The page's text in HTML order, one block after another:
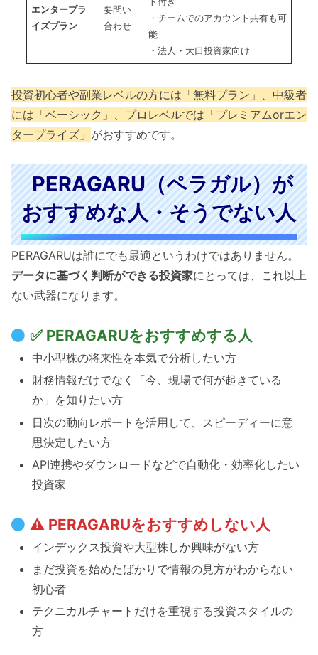
エンタープラ
イズプラン
要問い
合わせ
・チームでのアカウント共有も可
能
・法人・大口投資家向け
投資初心者や副業レベルの方には「無料プラン」、中級者
には「ベーシック」、プロレベルでは「プレミアムorエン
タープライズ」 がおすすめです。
PERAGARU（ペラガル）が
おすすめな人・そうでない人
PERAGARUは誰にでも最適というわけではありません。
データに基づく判断ができる投資家にとっては、これ以上
ない武器になります。
✅ PERAGARUをおすすめする人
中小型株の将来性を本気で分析したい方
財務情報だけでなく「今、現場で何が起きている
か」を知りたい方
日次の動向レポートを活用して、スピーディーに意
思決定したい方
API連携やダウンロードなどで自動化・効率化したい
投資家
⚠ PERAGARUをおすすめしない人
インデックス投資や大型株しか興味がない方
まだ投資を始めたばかりで情報の見方がわからない
初心者
テクニカルチャートだけを重視する投資スタイルの
方